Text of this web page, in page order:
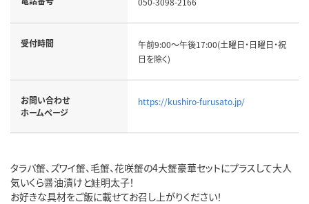
受付時間
午前9:00～午後17:00(土曜日・日曜日・祝
日を除く)
お問い合わせ
ホームページ
https://kushiro-furusato.jp/
タラバ蟹、ズワイ蟹、毛蟹、花咲蟹の4大蟹豪華セットにプラスして大人
気いくら醤油漬けと鮭明太子！
お好きな具材をご飯に載せてお召し上がりください！